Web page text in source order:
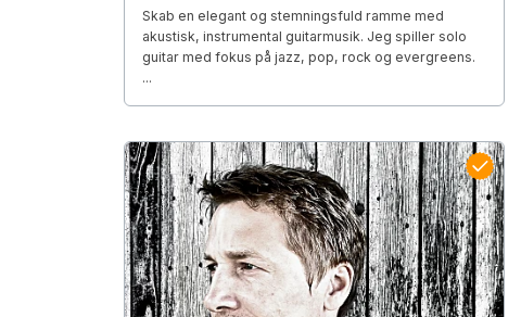
Skab en elegant og stemningsfuld ramme med
akustisk, instrumental guitarmusik. Jeg spiller solo
guitar med fokus på jazz, pop, rock og evergreens.
...